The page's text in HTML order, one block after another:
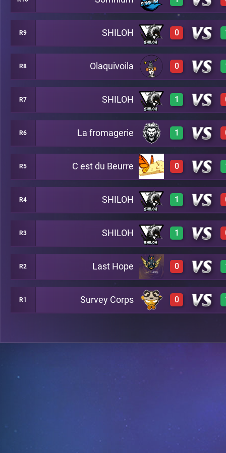
3 A16
3 A12
R9 SHILOH 0
0 A15
R8 Olaquivoila 0
0 A3
R7 SHILOH 1
3 A10
R6 La fromagerie 1
3 A5
R5 C est du Beurre 0
0 A2
R4 SHILOH 1
3 A8
R3 SHILOH 1
3 A7
R2 Last Hope 0
0 A13
R1 Survey Corps 0